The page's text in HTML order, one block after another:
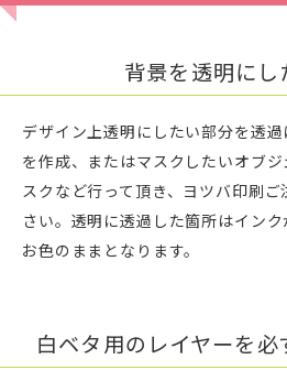
背景を透明にし
デザイン上透明にしたい部分を透
を作成、またはマスクしたいオブ
スクなど行って頂き、ヨツバ印刷
さい。透明に透過した箇所はイン
お色のままとなります。
白ベタ用のレイヤーを必